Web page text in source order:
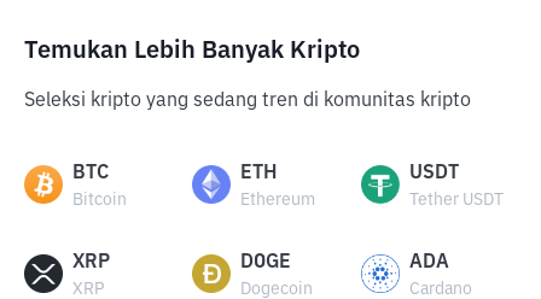
Temukan Lebih Banyak Kripto
Seleksi kripto yang sedang tren di komunitas kripto
BTC
Bitcoin
ETH
Ethereum
USDT
Tether USDT
XRP
XRP
DOGE
Dogecoin
ADA
Cardano